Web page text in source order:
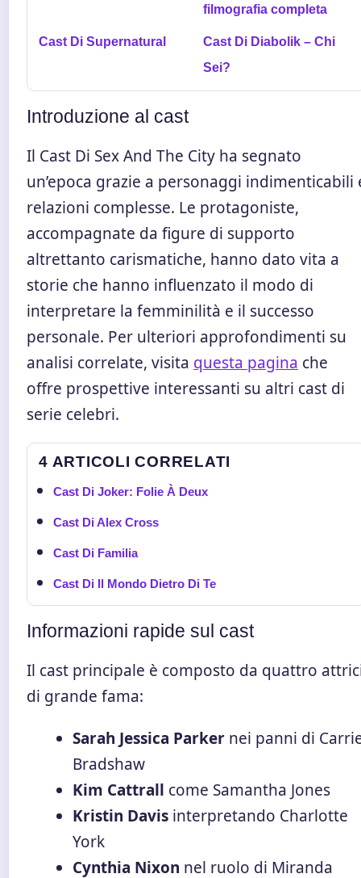
filmografia completa
Cast Di Supernatural
Cast Di Diabolik – Chi
Sei?
Introduzione al cast
Il Cast Di Sex And The City ha segnato
un’epoca grazie a personaggi indimenticabili
relazioni complesse. Le protagoniste,
accompagnate da figure di supporto
altrettanto carismatiche, hanno dato vita a
storie che hanno influenzato il modo di
interpretare la femminilità e il successo
personale. Per ulteriori approfondimenti su
analisi correlate, visita questa pagina che
offre prospettive interessanti su altri cast di
serie celebri.
4 ARTICOLI CORRELATI
Cast Di Joker: Folie À Deux
Cast Di Alex Cross
Cast Di Familia
Cast Di Il Mondo Dietro Di Te
Informazioni rapide sul cast
Il cast principale è composto da quattro
di grande fama:
Sarah Jessica Parker nei panni di
Bradshaw
Kim Cattrall come Samantha Jones
Kristin Davis interpretando Charlotte
York
Cynthia Nixon nel ruolo di Miranda